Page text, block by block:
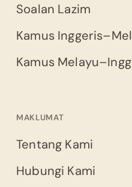
Soalan Lazim
Kamus
Kamus
MAKLUMAT
Tentang Kami
Hubungi Kami